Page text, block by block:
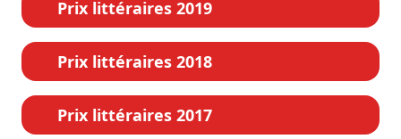
Prix littéraires 2019
Prix littéraires 2018
Prix littéraires 2017